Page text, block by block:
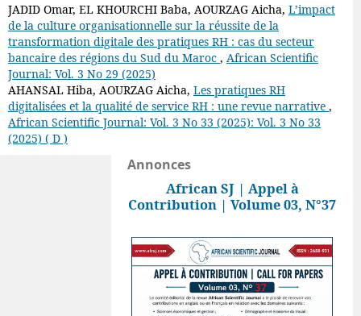
JADID Omar, EL KHOURCHI Baba, AOURZAG Aicha, L’impact
de la culture organisationnelle sur la réussite de la
transformation digitale des pratiques RH : cas du secteur
bancaire des régions du Sud du Maroc , African Scientific
Journal: Vol. 3 No 29 (2025)
AHANSAL Hiba, AOURZAG Aicha, Les pratiques RH
digitalisées et la qualité de service RH : une revue narrative ,
African Scientific Journal: Vol. 3 No 33 (2025): Vol. 3 No 33
(2025) ( D )
Annonces
African SJ | Appel à
Contribution | Volume 03, N°37